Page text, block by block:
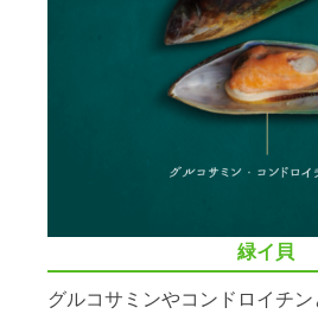
緑イ貝
グルコサミンやコンドロイチ